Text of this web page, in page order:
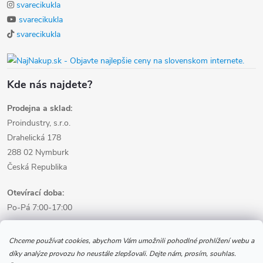
Chceme používat cookies, abychom Vám umožnili pohodlné prohlížení webu a
díky analýze provozu ho neustále zlepšovali. Dejte nám, prosím, souhlas.
svarecikukla
svarecikukla
svarecikukla
Kde nás najdete?
Prodejna a sklad:
Proindustry, s.r.o.
Drahelická 178
288 02 Nymburk
Česká Republika
Otevírací doba:
Po-Pá 7:00-17:00
Informace pro nákup